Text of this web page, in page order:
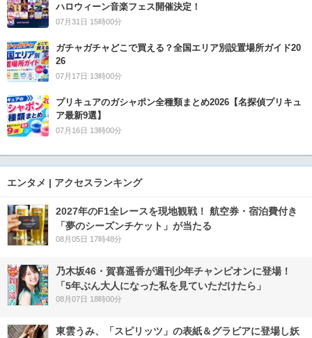
ハロウィーン音楽フェス開催決定！
07月31日 15時00分
ガチャガチャどこで買える？全国エリア別設置場所ガイド20
26
07月17日 13時00分
プリキュアのガシャポン全種類まとめ2026【名探偵プリキュ
ア最新9選】
07月16日 13時00分
エンタメ | アクセスランキング
2027年のF1全レースを現地観戦！ 航空券・宿泊費付き
「夢のシーズンチケット」が当たる
08月05日 17時48分
乃木坂46・賀喜遥香が週刊少年チャンピオンに登場！
「5年ぶん大人になった私を見ていただけたら」
08月07日 18時00分
東雲うみ、「スピリッツ」の表紙＆グラビアに登場し妖